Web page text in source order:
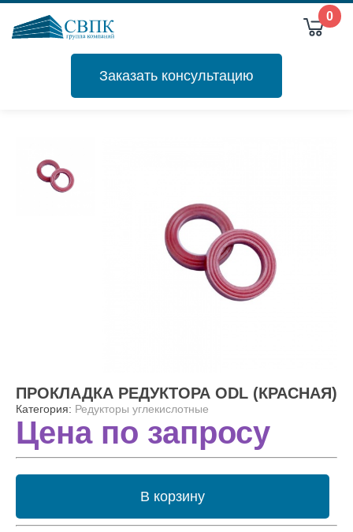
0
Заказать консультацию
ПРОКЛАДКА РЕДУКТОРА ODL (КРАСНАЯ)
Категория: Редукторы углекислотные
Цена по запросу
В корзину